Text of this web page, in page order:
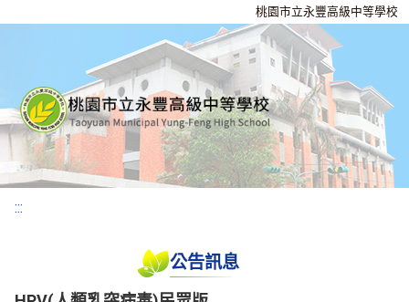
桃園市立永豐高級中等學校
:::
公告訊息